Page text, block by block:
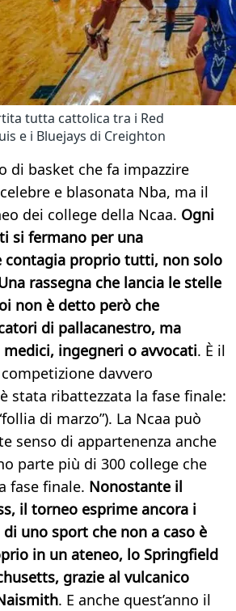
tutta cattolica tra i Red
e i Bluejays di Creighton
di basket che fa impazzire
e blasonata Nba, ma il
dei college della Ncaa. Ogni
si fermano per una
contagia proprio tutti, non solo
rassegna che lancia le stelle
non è detto però che
di pallacanestro, ma
ingegneri o avvocati. È il
davvero
è stata ribattezzata la fase finale:
di marzo”). La Ncaa può
senso di appartenenza anche
parte più di 300 college che
fase finale. Nonostante il
il torneo esprime ancora i
uno sport che non a caso è
in un ateneo, lo Springfield
grazie al vulcanico
. E anche quest’anno il